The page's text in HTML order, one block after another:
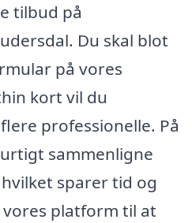
tilbud på
Du skal blot
på vores
kort vil du
professionelle. På
sammenligne
sparer tid og
platform til at